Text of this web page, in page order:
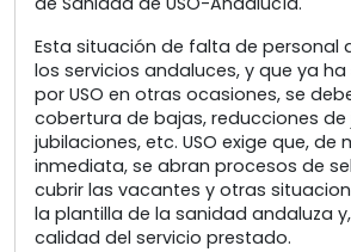
Esta situación de falta de personal
los servicios andaluces, y que ya
por USO en otras ocasiones, se
cobertura de bajas, reducciones de
jubilaciones, etc. USO exige que, de
inmediata, se abran procesos de
cubrir las vacantes y otras
la plantilla de la sanidad andaluza
calidad del servicio prestado.